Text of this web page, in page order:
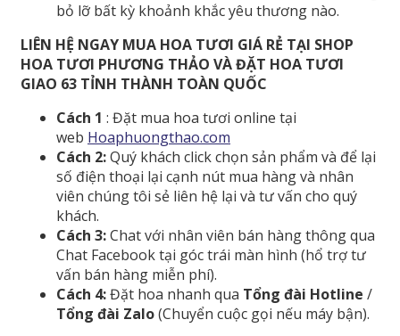
bỏ lỡ bất kỳ khoảnh khắc yêu thương nào.
LIÊN HỆ NGAY MUA HOA TƯƠI GIÁ RẺ TẠI SHOP
HOA TƯƠI PHƯƠNG THẢO VÀ ĐẶT HOA TƯƠI
GIAO 63 TỈNH THÀNH TOÀN QUỐC
Cách 1 : Đặt mua hoa tươi online tại
web Hoaphuongthao.com
Cách 2:Quý khách click chọn sản phẩm và để lại
số điện thoại lại cạnh nút mua hàng và nhân
viên chúng tôi sẻ liên hệ lại và tư vấn cho quý
khách.
Cách 3:Chat với nhân viên bán hàng thông qua
Chat Facebook tại góc trái màn hình (hổ trợ tư
vấn bán hàng miễn phí).
Cách 4:Đặt hoa nhanh qua Tổng đài Hotline /
Tổng đài Zalo(Chuyển cuộc gọi nếu máy bận).